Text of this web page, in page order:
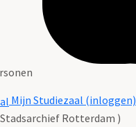
Mijn Studiezaal (inloggen)
Rotterdam )